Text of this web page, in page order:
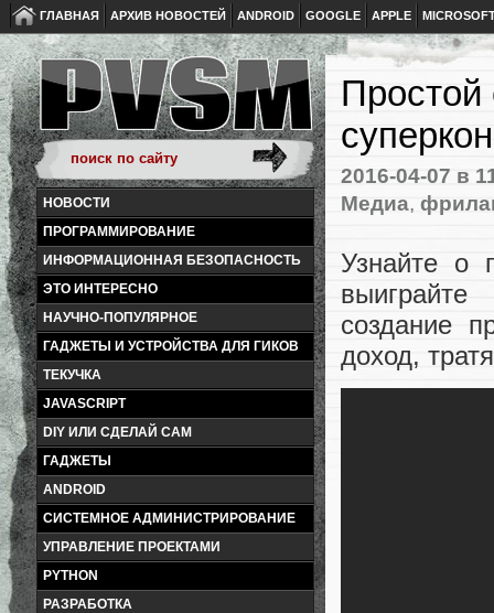
ГЛАВНАЯ АРХИВ НОВОСТЕЙ ANDROID GOOGLE APPLE
НОВОСТИ
ПРОГРАММИРОВАНИЕ
ИНФОРМАЦИОННАЯ БЕЗОПАСНОСТЬ
ЭТО ИНТЕРЕСНО
НАУЧНО-ПОПУЛЯРНОЕ
ГАДЖЕТЫ И УСТРОЙСТВА ДЛЯ ГИКОВ
ТЕКУЧКА
JAVASCRIPT
DIY ИЛИ СДЕЛАЙ САМ
ГАДЖЕТЫ
ANDROID
СИСТЕМНОЕ АДМИНИСТРИРОВАНИЕ
УПРАВЛЕНИЕ ПРОЕКТАМИ
PYTHON
РАЗРАБОТКА
Простой
2016-04-07 в
Медиа,
Узнайте о
создание
доход,